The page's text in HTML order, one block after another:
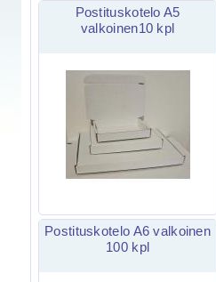
Postituskotelo A5
valkoinen10 kpl
Postituskotelo A6 valkoinen
100 kpl